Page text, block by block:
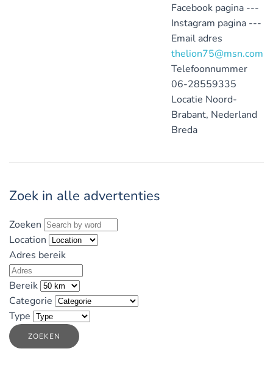
Facebook pagina ---
Instagram pagina ---
Email adres
thelion75@msn.com
Telefoonnummer
06-28559335
Locatie Noord-
Brabant, Nederland
Breda
Zoek in alle advertenties
Zoeken
Location
Adres bereik
Bereik
Categorie
Type
ZOEKEN